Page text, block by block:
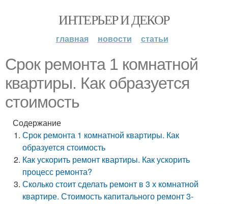
ИНТЕРЬЕР И ДЕКОР
главная новости статьи
Срок ремонта 1 комнатной
квартиры. Как образуется
стоимость
Содержание
Срок ремонта 1 комнатной квартиры. Как
образуется стоимость
Как ускорить ремонт квартиры. Как ускорить
процесс ремонта?
Сколько стоит сделать ремонт в 3 х комнатной
квартире. Стоимость капитального ремонт 3-